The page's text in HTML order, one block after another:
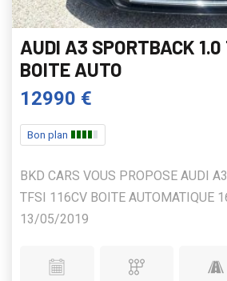
AUDI A3 SPORTBACK 1.0
BOITE AUTO
12990 €
Bon plan
BKD CARS VOUS PROPOSE AUDI
TFSI 116CV BOITE AUTOMATIQUE
13/05/2019